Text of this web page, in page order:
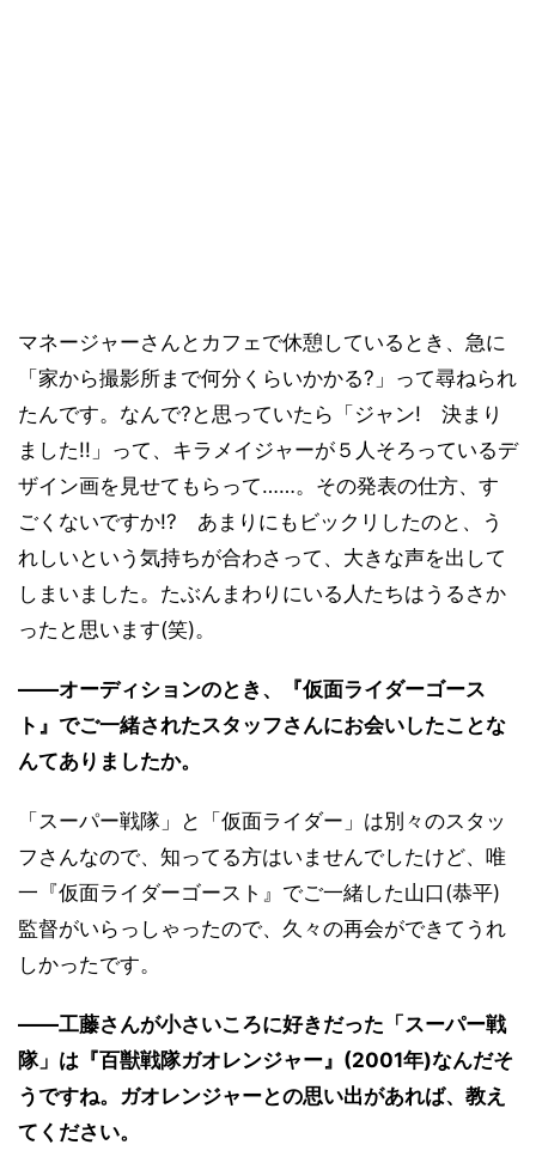
マネージャーさんとカフェで休憩しているとき、急に
「家から撮影所まで何分くらいかかる?」って尋ねられ
たんです。なんで?と思っていたら「ジャン! 決まり
ました!!」って、キラメイジャーが５人そろっているデ
ザイン画を見せてもらって……。その発表の仕方、す
ごくないですか!? あまりにもビックリしたのと、う
れしいという気持ちが合わさって、大きな声を出して
しまいました。たぶんまわりにいる人たちはうるさか
ったと思います(笑)。
――オーディションのとき、『仮面ライダーゴース
ト』でご一緒されたスタッフさんにお会いしたことな
んてありましたか。
「スーパー戦隊」と「仮面ライダー」は別々のスタッ
フさんなので、知ってる方はいませんでしたけど、唯
一『仮面ライダーゴースト』でご一緒した山口(恭平)
監督がいらっしゃったので、久々の再会ができてうれ
しかったです。
――工藤さんが小さいころに好きだった「スーパー戦
隊」は『百獣戦隊ガオレンジャー』(2001年)なんだそ
うですね。ガオレンジャーとの思い出があれば、教え
てください。